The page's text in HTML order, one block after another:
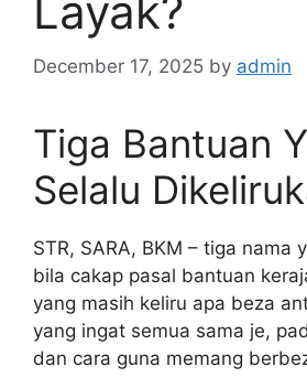
Layak?
December 17, 2025 by admin
Tiga Bantuan
Selalu
STR, SARA, BKM – tiga nama
bila cakap pasal bantuan
yang masih keliru apa beza
yang ingat semua sama je,
dan cara guna memang